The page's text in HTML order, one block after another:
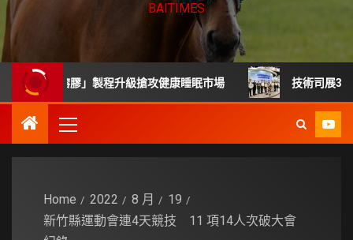
BAITIMES
熔膠」製程升級搶攻健康睡眠市場 技術司展30項高齡科
Home 2022 8 月
19
新竹縣運動會連4天競技 11 項14人次破大會